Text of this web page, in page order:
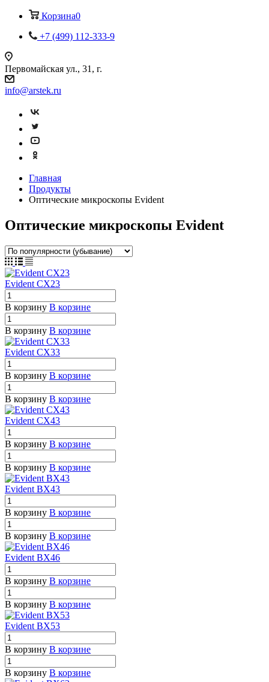
Корзина0
+7 (499) 112-333-9
Первомайская ул., 31, г.
info@arstek.ru
Главная
Продукты
Оптические микроскопы Evident
Оптические микроскопы Evident
Evident CX23
В корзину В корзине
В корзину В корзине
Evident CX33
В корзину В корзине
В корзину В корзине
Evident CX43
В корзину В корзине
В корзину В корзине
Evident BX43
В корзину В корзине
В корзину В корзине
Evident BX46
В корзину В корзине
В корзину В корзине
Evident BX53
В корзину В корзине
В корзину В корзине